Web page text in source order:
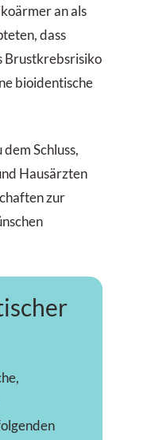
an als
dass
Brustkrebsrisiko
bioidentische
Schluss,
Hausärzten
zur